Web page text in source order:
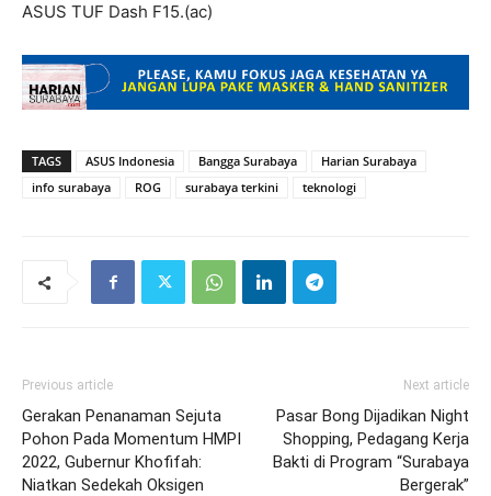
ASUS TUF Dash F15.(ac)
TAGS ASUS Indonesia Bangga Surabaya
Harian Surabaya
info surabaya
ROG surabaya terkini teknologi
Previous article
Gerakan Penanaman Sejuta
Pohon Pada Momentum HMPI
2022, Gubernur Khofifah:
Niatkan Sedekah Oksigen
Next article
Pasar Bong Dijadikan Night
Shopping, Pedagang Kerja
Bakti di Program “Surabaya
Bergerak”